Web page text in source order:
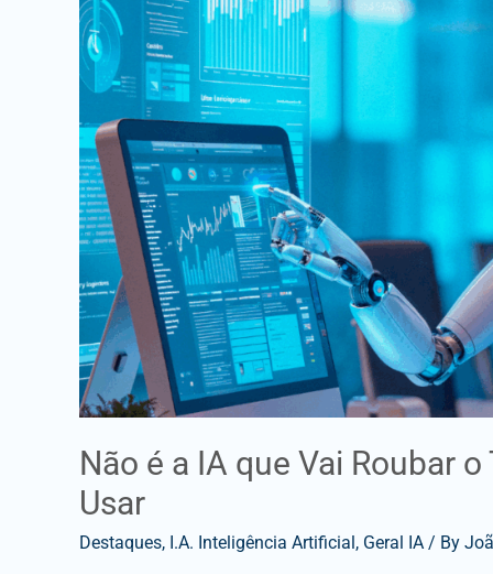
Não é a IA que Vai Roubar
Usar
Destaques, I.A. Inteligência Artificial, Geral IA / By
que
Vai
Roubar
Teu
Trabalho
—
É
Quem
Souber
Usar